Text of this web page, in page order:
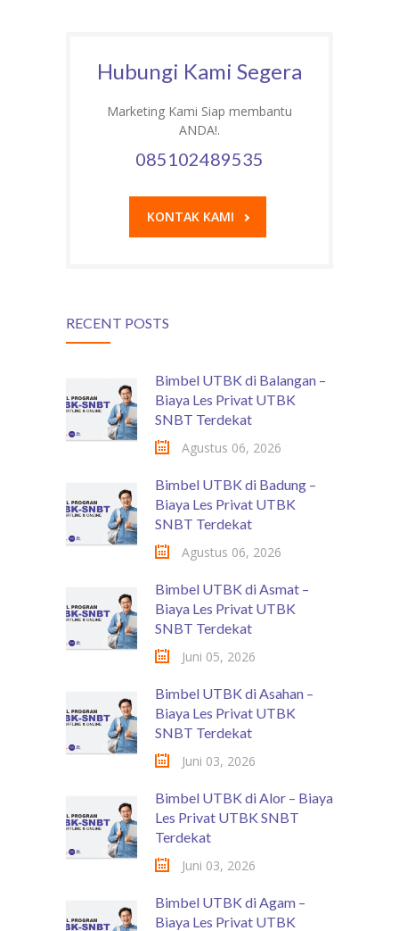
Hubungi Kami Segera
Marketing Kami Siap membantu
ANDA!.
085102489535
KONTAK KAMI
RECENT POSTS
Bimbel UTBK di Balangan –
Biaya Les Privat UTBK
SNBT Terdekat
Agustus 06, 2026
Bimbel UTBK di Badung –
Biaya Les Privat UTBK
SNBT Terdekat
Agustus 06, 2026
Bimbel UTBK di Asmat –
Biaya Les Privat UTBK
SNBT Terdekat
Juni 05, 2026
Bimbel UTBK di Asahan –
Biaya Les Privat UTBK
SNBT Terdekat
Juni 03, 2026
Bimbel UTBK di Alor – Biaya
Les Privat UTBK SNBT
Terdekat
Juni 03, 2026
Bimbel UTBK di Agam –
Biaya Les Privat UTBK